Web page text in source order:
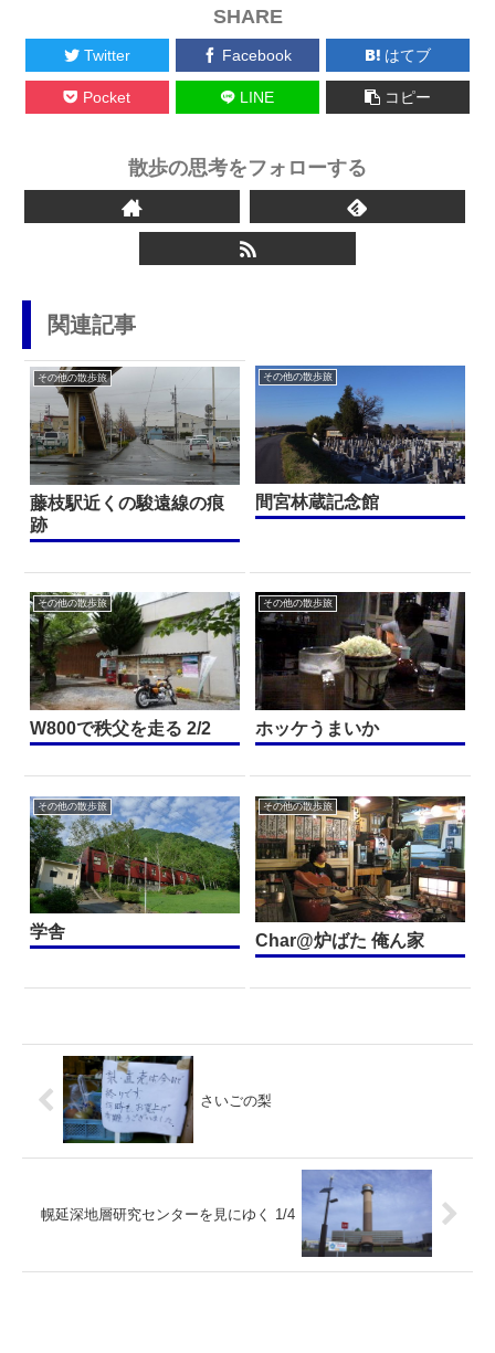
SHARE
Twitter Facebook はてブ
Pocket LINE コピー
散歩の思考をフォローする
関連記事
その他の散歩旅
藤枝駅近くの駿遠線の痕
跡
その他の散歩旅
間宮林蔵記念館
その他の散歩旅
W800で秩父を走る 2/2
その他の散歩旅
ホッケうまいか
その他の散歩旅
学舎
その他の散歩旅
Char@炉ばた 俺ん家
さいごの梨
幌延深地層研究センターを見にゆく 1/4